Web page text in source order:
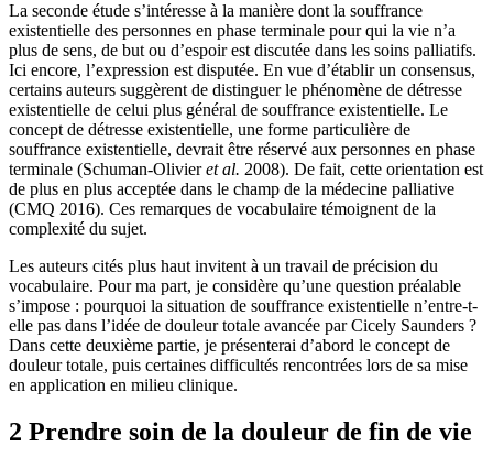
La seconde étude s’intéresse à la manière dont la souffrance
existentielle des personnes en phase terminale pour qui la vie n’a
plus de sens, de but ou d’espoir est discutée dans les soins palliatifs.
Ici encore, l’expression est disputée. En vue d’établir un consensus,
certains auteurs suggèrent de distinguer le phénomène de détresse
existentielle de celui plus général de souffrance existentielle. Le
concept de détresse existentielle, une forme particulière de
souffrance existentielle, devrait être réservé aux personnes en phase
terminale (Schuman-Olivieret al. 2008). De fait, cette orientation est
de plus en plus acceptée dans le champ de la médecine palliative
(CMQ 2016). Ces remarques de vocabulaire témoignent de la
complexité du sujet.
Les auteurs cités plus haut invitent à un travail de précision du
vocabulaire. Pour ma part, je considère qu’une question préalable
s’impose : pourquoi la situation de souffrance existentielle n’entre-t-
elle pas dans l’idée de douleur totale avancée par Cicely Saunders ?
Dans cette deuxième partie, je présenterai d’abord le concept de
douleur totale, puis certaines difficultés rencontrées lors de sa mise
en application en milieu clinique.
2 Prendre soin de la douleur de fin de vie